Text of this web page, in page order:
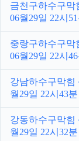
금천구하수구막
06월29일 22시
중랑구하수구막
06월29일 22시
강남하수구막힘
월29일 22시43분
강동하수구막힘
월29일 22시32분